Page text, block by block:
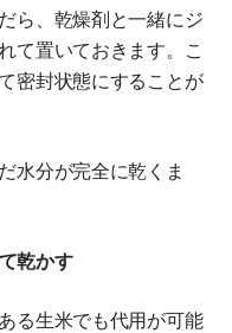
ら、乾燥剤と一緒にジ
て置いておきます。こ
密封状態にすることが
水分が完全に乾くま
乾かす
る生米でも代用が可能